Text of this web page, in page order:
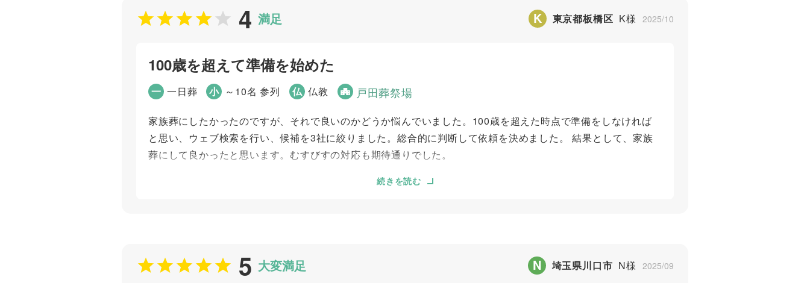
個別評価
ご葬儀担当者
久保田 真心
4 満足 K 東京都板橋区 K様 2025/10
100歳を超えて準備を始めた
一 一日葬 小 ～10名 参列 仏 仏教 戸田葬祭場
家族葬にしたかったのですが、それで良いのかどうか悩んでいました。100歳を超えた時点で準備をしなければ
と思い、ウェブ検索を行い、候補を3社に絞りました。総合的に判断して依頼を決めました。 結果として、家族
葬にして良かったと思います。むすびすの対応も期待通りでした。
ご葬儀担当者
続きを読む
5 大変満足 N 埼玉県川口市 N様 2025/09